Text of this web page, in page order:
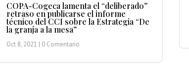
COPA-Cogeca lamenta el “deliberado”
retraso en publicarse el informe
técnico del CCI sobre la Estrategia “De
la granja a la mesa”
Oct 8, 2021 | 0 Comentario